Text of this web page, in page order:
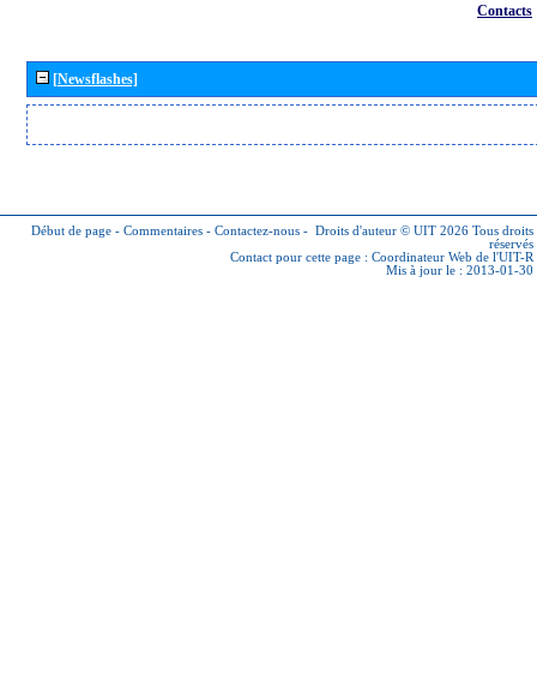
Contacts
[Newsflashes]
Début de page - Commentaires - Contactez-nous - Droits d'auteur © UIT 2026 Tous droits
réservés
Contact pour cette page : Coordinateur Web de l'UIT-R
Mis à jour le : 2013-01-30